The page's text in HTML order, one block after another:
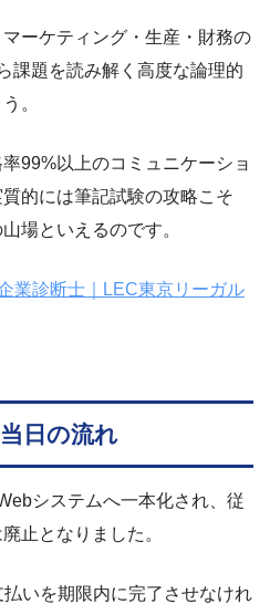
ーケティング・生産・財務の
課題を読み解く高度な論理的
。
99%以上のコミュニケーショ
的には筆記試験の攻略こそ
場といえるのです。
業診断士｜LEC東京リーガル
日の流れ
システムへ一本化され、従
止となりました。
払いを期限内に完了させなけれ